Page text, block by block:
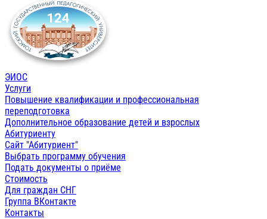
ЭИОС
Услуги
Повышение квалификации и профессиональная
переподготовка
Дополнительное образование детей и взрослых
Абитуриенту
Сайт "Абитуриент"
Выбрать программу обучения
Подать документы о приёме
Стоимость
Для граждан СНГ
Группа ВКонтакте
Контакты